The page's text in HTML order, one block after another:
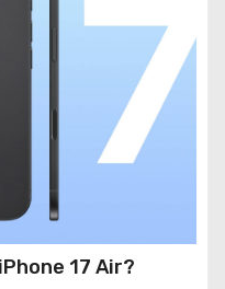
17 Air?